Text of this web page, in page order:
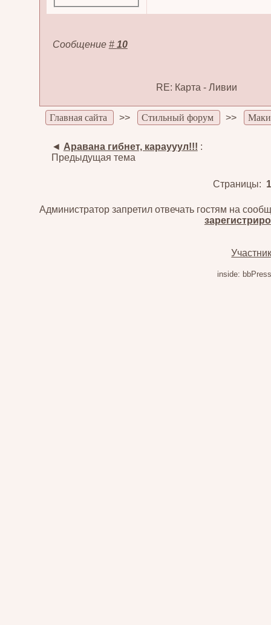
Сообщение # 10
RE: Карта - Ливии
Главная сайта >> Стильный форум >>
◄ Аравана гибнет, караууул!!! :
Предыдущая тема
Страницы:
Администратор запретил отвечать гостям на
inside: